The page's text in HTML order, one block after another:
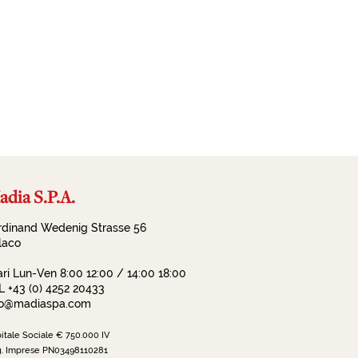
S.P.A.
Wedenig Strasse 56
Lun-Ven 8:00 12:00 / 14:00 18:00
+43 (0) 4252 20433
Sociale € 750.000 IV
Imprese PN03498110281